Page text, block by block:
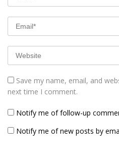
Save my name, email, and
next time I comment.
Notify me of follow-up
Notify me of new posts by